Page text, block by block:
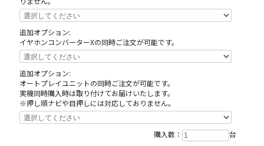
し上げます。
追加オプション:
イヤホンコンバーターXの同時ご注文が可能です。
追加オプション:
オートプレイユニットの同時ご注文が可能です。
実機同時購入時は取り付けてお届けいたします。
※押し順ナビや目押しには対応しておりません。
購入数： 台